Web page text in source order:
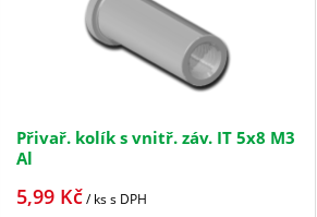
Přivař. kolík s vnitř. záv. IT 5x8 M3
Al
5,99Kč/ kss DPH